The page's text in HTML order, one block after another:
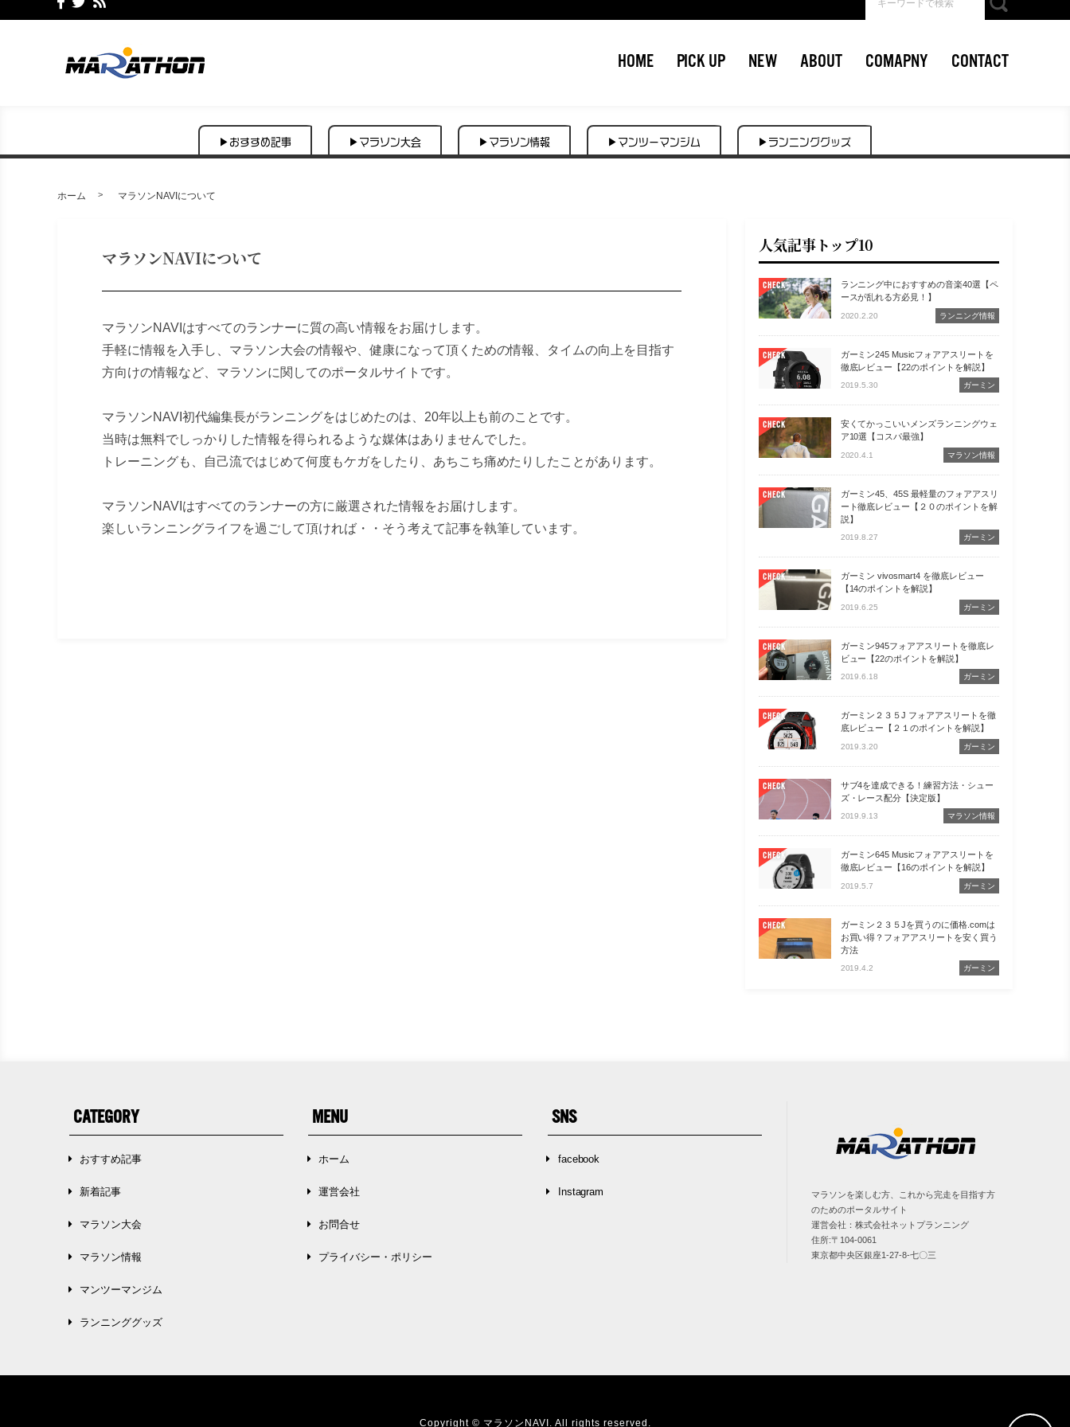
HOME PICK UP NEW ABOUT COMAPNY CONTACT
▶おすすめ記事 ▶マラソン大会 ▶マラソン情報 ▶マンツーマンジム ▶ランニンググッズ
ホーム マラソンNAVIについて
マラソンNAVIについて
マラソンNAVIはすべてのランナーに質の高い情報をお届けします。
手軽に情報を入手し、マラソン大会の情報や、健康になって頂くための情報、タイムの向上を目指す
方向けの情報など、マラソンに関してのポータルサイトです。
マラソンNAVI初代編集長がランニングをはじめたのは、20年以上も前のことです。
当時は無料でしっかりした情報を得られるような媒体はありませんでした。
トレーニングも、自己流ではじめて何度もケガをしたり、あちこち痛めたりしたことがあります。
マラソンNAVIはすべてのランナーの方に厳選された情報をお届けします。
楽しいランニングライフを過ごして頂ければ・・そう考えて記事を執筆しています。
人気記事トップ10
CHECK
ランニング中におすすめの音楽40選【ペ
ースが乱れる方必見！】
2020.2.20 ランニング情報
CHECK
ガーミン245 Musicフォアアスリートを
徹底レビュー【22のポイントを解説】
2019.5.30 ガーミン
CHECK
安くてかっこいいメンズランニングウェ
ア10選【コスパ最強】
2020.4.1 マラソン情報
CHECK
ガーミン45、45S 最軽量のフォアアスリ
ート徹底レビュー【２０のポイントを解
説】
2019.8.27 ガーミン
CHECK
ガーミン vivosmart4 を徹底レビュー
【14のポイントを解説】
2019.6.25 ガーミン
CHECK
ガーミン945フォアアスリートを徹底レ
ビュー【22のポイントを解説】
2019.6.18 ガーミン
CHECK
ガーミン２３５J フォアアスリートを徹
底レビュー【２１のポイントを解説】
2019.3.20 ガーミン
CHECK
サブ4を達成できる！練習方法・シュー
ズ・レース配分【決定版】
2019.9.13 マラソン情報
CHECK
ガーミン645 Musicフォアアスリートを
徹底レビュー【16のポイントを解説】
2019.5.7 ガーミン
CHECK
ガーミン２３５Jを買うのに価格.comは
お買い得？フォアアスリートを安く買う
方法
2019.4.2 ガーミン
CATEGORY
おすすめ記事
新着記事
マラソン大会
マラソン情報
マンツーマンジム
ランニンググッズ
MENU
ホーム
運営会社
お問合せ
プライバシー・ポリシー
SNS
facebook
Instagram
マラソンを楽しむ方、これから完走を目指す方
のためのポータルサイト
運営会社：株式会社ネットプランニング
住所:〒104-0061
東京都中央区銀座1-27-8-七〇三
Copyright © マラソンNAVI. All rights reserved.